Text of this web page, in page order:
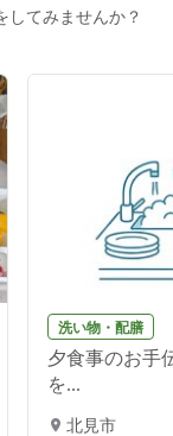
してみませんか？
洗い物・配膳
夕食事のお手
を...
北見市